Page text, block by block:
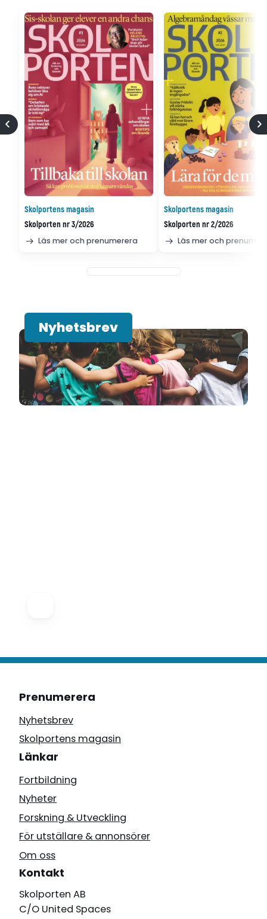
Skolportens magasin
Skolporten nr 3/2026
Läs mer och prenumerera
Skolportens magasin
Skolporten nr 2/2026
Läs mer och
Nyhetsbrev
Prenumerera
Nyhetsbrev
Skolportens magasin
Länkar
Fortbildning
Nyheter
Forskning & Utveckling
För utställare & annonsörer
Om oss
Kontakt
Skolporten AB
C/O United Spaces